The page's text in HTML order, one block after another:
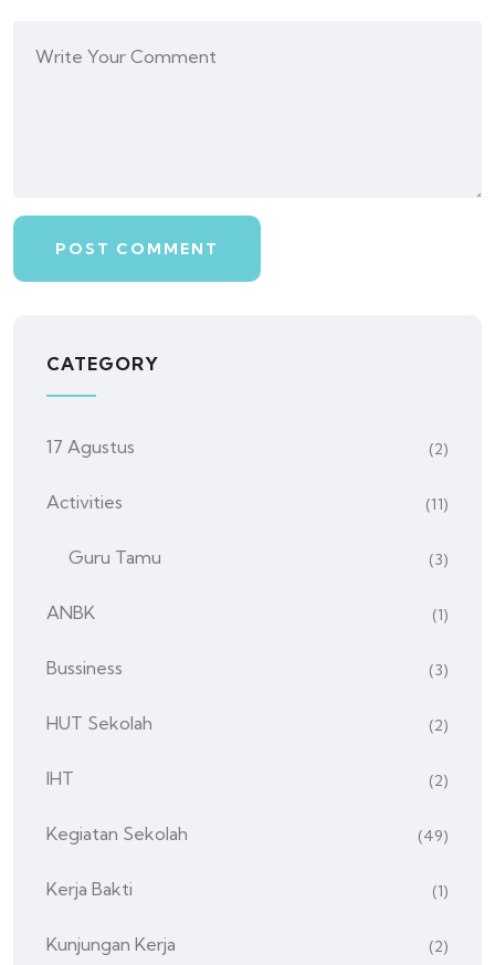
CATEGORY
17 Agustus (2)
Activities (11)
Guru Tamu (3)
ANBK (1)
Bussiness (3)
HUT Sekolah (2)
IHT (2)
Kegiatan Sekolah (49)
Kerja Bakti (1)
Kunjungan Kerja (2)